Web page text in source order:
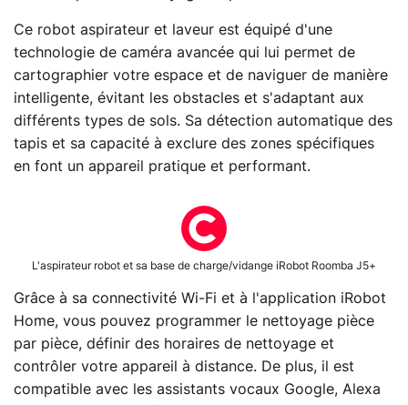
Ce robot aspirateur et laveur est équipé d'une
technologie de caméra avancée qui lui permet de
cartographier votre espace et de naviguer de manière
intelligente, évitant les obstacles et s'adaptant aux
différents types de sols. Sa détection automatique des
tapis et sa capacité à exclure des zones spécifiques
en font un appareil pratique et performant.
L'aspirateur robot et sa base de charge/vidange iRobot Roomba J5+
Grâce à sa connectivité Wi-Fi et à l'application iRobot
Home, vous pouvez programmer le nettoyage pièce
par pièce, définir des horaires de nettoyage et
contrôler votre appareil à distance. De plus, il est
compatible avec les assistants vocaux Google, Alexa